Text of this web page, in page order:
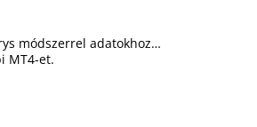
módszerrel adatokhoz…
MT4-et.